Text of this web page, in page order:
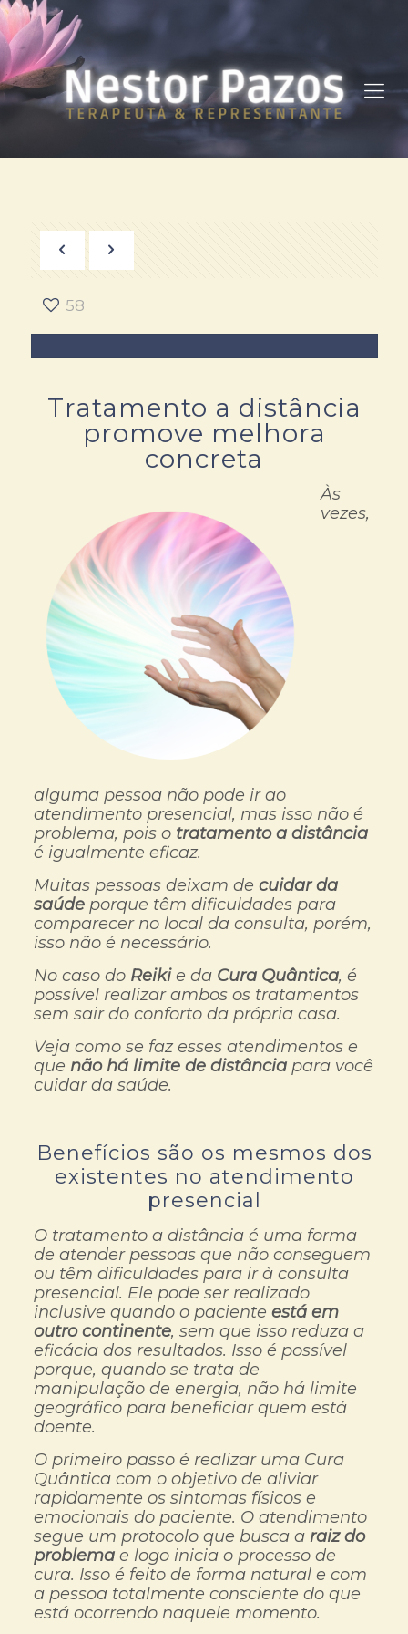
58
Tratamento a distância
promove melhora
concreta
Às
vezes,
alguma pessoa não pode ir ao
atendimento presencial, mas isso não é
problema, pois o tratamento a distância
é igualmente eficaz.
Muitas pessoas deixam decuidar da
saúde porque têm dificuldades para
comparecer no local da consulta, porém,
isso não é necessário.
No caso do Reikie da Cura Quântica, é
possível realizar ambos os tratamentos
sem sair do conforto da própria casa.
Veja como se faz esses atendimentos e
que não há limite de distância para você
cuidar da saúde.
Benefícios são os mesmos dos
existentes no atendimento
presencial
O tratamento a distância é uma forma
de atender pessoas que não conseguem
ou têm dificuldades para ir à consulta
presencial. Ele pode ser realizado
inclusive quando o pacienteestá em
outro continente, sem que isso reduza a
eficácia dos resultados. Isso é possível
porque, quando se trata de
manipulação de energia, não há limite
geográfico para beneficiar quem está
doente.
O primeiro passo é realizar uma Cura
Quântica com o objetivo de aliviar
rapidamente os sintomas físicos e
emocionais do paciente. O atendimento
segue um protocolo que busca a raiz do
problema e logo inicia o processo de
cura. Isso é feito de forma natural e com
a pessoa totalmente consciente do que
está ocorrendo naquele momento.